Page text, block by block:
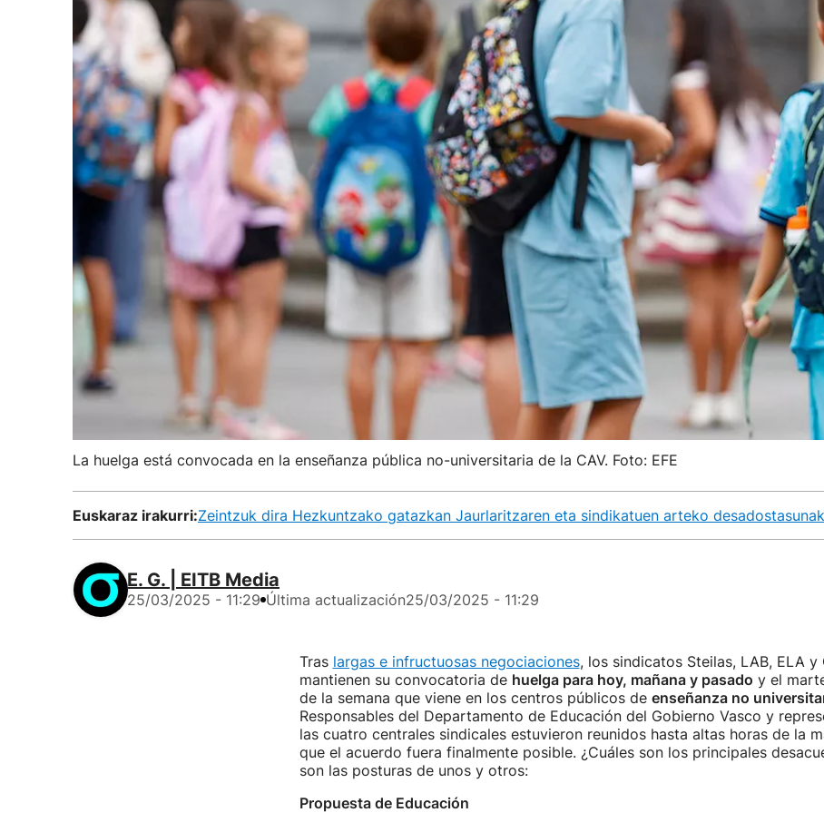
La huelga está convocada en la enseñanza pública no-universitaria de la CAV. Foto: EFE
Euskaraz irakurri:Zeintzuk dira Hezkuntzako gatazkan Jaurlaritzaren eta sindikatuen arteko
E. G. | EITB Media
25/03/2025 - 11:29 Última actualización25/03/2025 - 11:29
Tras largas e infructuosas negociaciones, los sindicatos Steilas, LAB, ELA y
mantienen su convocatoria de huelga para hoy, mañana y pasado y el
de la semana que viene en los centros públicos de enseñanza no
Responsables del Departamento de Educación del Gobierno Vasco y
las cuatro centrales sindicales estuvieron reunidos hasta altas horas de la
que el acuerdo fuera finalmente posible. ¿Cuáles son los principales
son las posturas de unos y otros:
Propuesta de Educación